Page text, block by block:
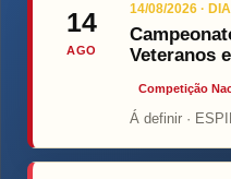
14
AGO
14/08/2026 ·
Veteranos
Competição
Á definir ·